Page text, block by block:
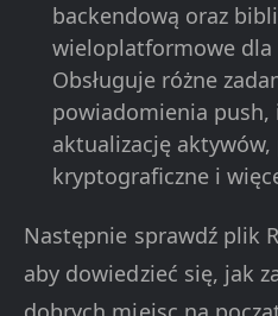
backendową oraz
wieloplatformowe dla
Obsługuje różne
powiadomienia push,
aktualizację
kryptograficzne i
Następnie sprawdź plik
aby dowiedzieć się, jak